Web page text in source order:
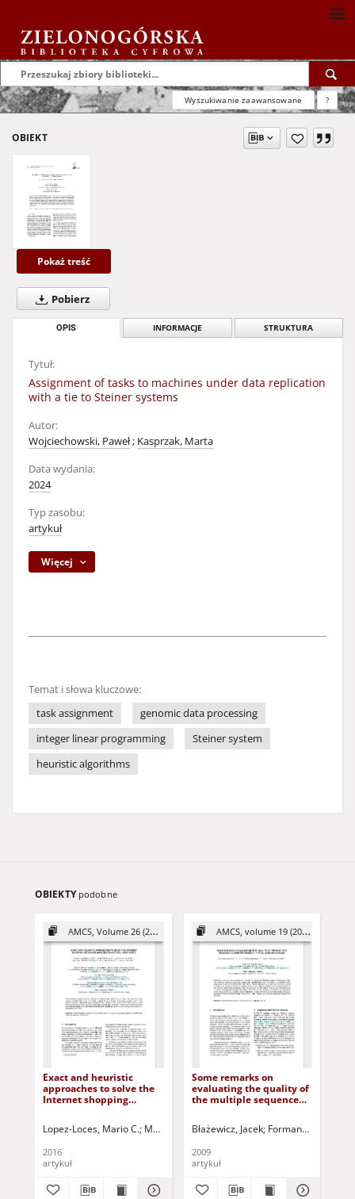
Wyszukiwanie zaawansowane ?
OBIEKT
Pokaż treść
Pobierz
OPIS INFORMACJE STRUKTURA
Tytuł:
Assignment of tasks to machines under data replication
with a tie to Steiner systems
Autor:
Wojciechowski, Paweł; Kasprzak, Marta
Data wydania:
2024
Typ zasobu:
artykuł
Więcej
Temat i słowa kluczowe:
task assignment
genomic data processing
integer linear programming
Steiner system
heuristic algorithms
OBIEKTY podobne
AMCS, Volume 26 (2016)
Exact and heuristic
approaches to solve the
Internet shopping
Lopez-Loces, Mario C. Musiał, Jędrzej Pecero, Johnatan E. Fraire-
2016
artykuł
AMCS, volume 19 (2009)
Some remarks on
evaluating the quality of
the multiple sequence
BAliBASE benchmark
Błażewicz, Jacek Formanowicz, Piotr
2009
artykuł